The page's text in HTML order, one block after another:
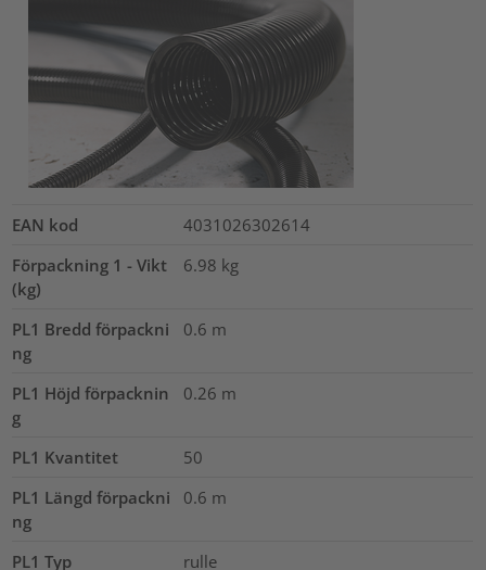
EAN kod
4031026302614
Förpackning 1 - Vikt
(kg)
6.98 kg
PL1 Bredd förpackni
ng
0.6 m
PL1 Höjd förpacknin
g
0.26 m
PL1 Kvantitet
50
PL1 Längd förpackni
ng
0.6 m
PL1 Typ rulle